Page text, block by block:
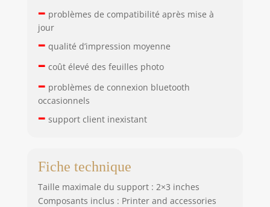
– problèmes de compatibilité après mise à
jour
– qualité d’impression moyenne
– coût élevé des feuilles photo
– problèmes de connexion bluetooth
occasionnels
– support client inexistant
Fiche technique
Taille maximale du support : 2×3 inches
Composants inclus : Printer and accessories